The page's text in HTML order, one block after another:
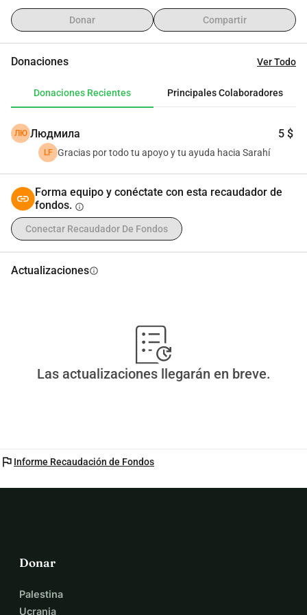
la ayuda que tú le das a ella Sarahí es una niña que recién
está empezando el camino por la vida está llena de amor y
poder acerle su cirugía sabemos que tienes un buen
Donar Compartir
Donaciones Ver Todo
Donaciones Recientes Principales Colaboradores
ЛЮ Людмила 5 $
LF Gracias por todo tu apoyo y tu ayuda hacia Sarahí
Forma equipo y conéctate con esta recaudador de
fondos. info
Conectar Recaudador De Fondos
Actualizacionesinfo
Las actualizaciones llegarán en breve.
flag Informe Recaudación de Fondos
Donar
Palestina
Ucrania